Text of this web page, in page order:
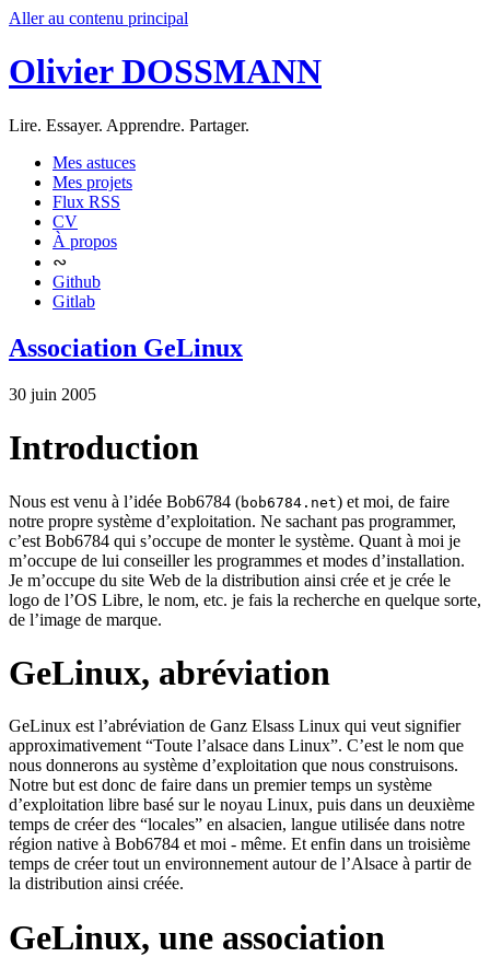
Aller au contenu principal
Olivier DOSSMANN
Lire. Essayer. Apprendre. Partager.
Mes astuces
Mes projets
Flux RSS
CV
À propos
∾
Github
Gitlab
Association GeLinux
30 juin 2005
Introduction
Nous est venu à l’idée Bob6784 (bob6784.net) et moi, de faire
notre propre système d’exploitation. Ne sachant pas programmer,
c’est Bob6784 qui s’occupe de monter le système. Quant à moi je
m’occupe de lui conseiller les programmes et modes d’installation.
Je m’occupe du site Web de la distribution ainsi crée et je crée le
logo de l’OS Libre, le nom, etc. je fais la recherche en quelque sorte,
de l’image de marque.
GeLinux, abréviation
GeLinux est l’abréviation de Ganz Elsass Linux qui veut signifier
approximativement “Toute l’alsace dans Linux”. C’est le nom que
nous donnerons au système d’exploitation que nous construisons.
Notre but est donc de faire dans un premier temps un système
d’exploitation libre basé sur le noyau Linux, puis dans un deuxième
temps de créer des “locales” en alsacien, langue utilisée dans notre
région native à Bob6784 et moi - même. Et enfin dans un troisième
temps de créer tout un environnement autour de l’Alsace à partir de
la distribution ainsi créée.
GeLinux, une association